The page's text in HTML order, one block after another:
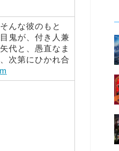
んな彼のもと
鬼が、付き人兼
代と、愚直なま
次第にひかれ合